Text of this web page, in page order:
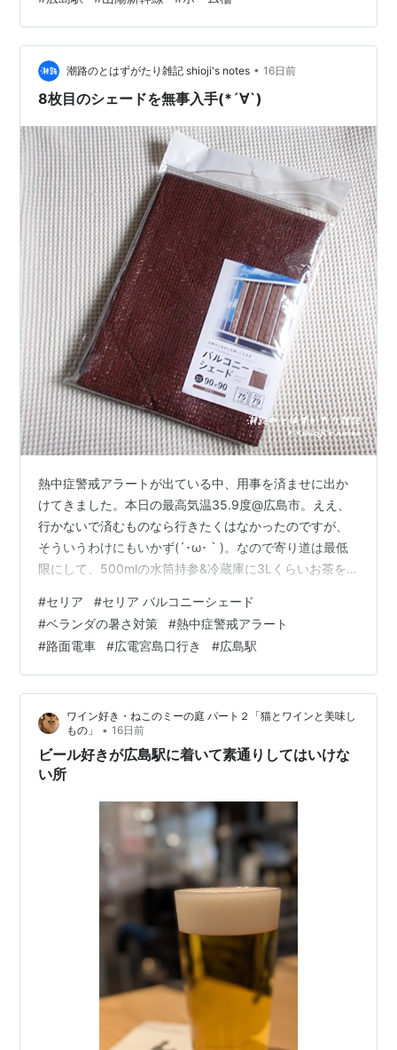
「なぜ柵があるのに入れたのか」、そして「自分の乗る
新幹線は大丈夫なのか」の2つだろう。 この記事でわか
ること 接触した男性は重傷、でも意識はあった 約40分
の停止で2万3000人の足が止まった 柵を越えた駅は、柵
が半分の駅だった 線路に入るだけで問われる、重い代償
潮路のとはずがたり雑記 shioji's notes • 16日前
8枚目のシェードを無事入手(*´∀`)
熱中症警戒アラートが出ている中、用事を済ませに出か
けてきました。本日の最高気温35.9度@広島市。ええ、
行かないで済むものなら行きたくはなかったのですが、
そういうわけにもいかず(´･ω･｀)。なので寄り道は最低
限にして、500mlの水筒持参&冷蔵庫に3Lくらいお茶を
ら。 すみません、容量節約も兼ねて画像は使い回してお
ります💦(まったく同じものだし💦💦)。 shiojis-
note.hatenablog.com 街の真ん中にあるセリアにはこの
バルコニーシェードのブラウンがたくさんありました。
色違いも、ほかの種類のシェードやオーニングも揃って
て。と…
#セリア #セリア バルコニーシェード
#ベランダの暑さ対策 #熱中症警戒アラート
#路面電車 #広電宮島口行き #広島駅
ワイン好き・ねこのミーの庭 パート２「猫とワインと美味し
もの」
• 16日前
ビール好きが広島駅に着いて素通りしてはいけな
い所